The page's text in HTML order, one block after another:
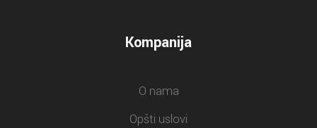
Kompanija
O nama
Opšti uslovi